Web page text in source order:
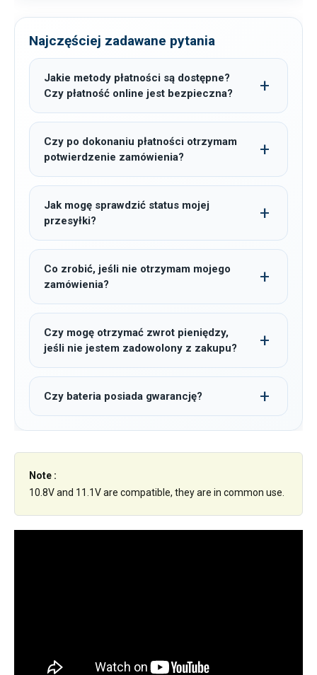
Najczęściej zadawane pytania
Jakie metody płatności są dostępne?
Czy płatność online jest bezpieczna?
Czy po dokonaniu płatności otrzymam
potwierdzenie zamówienia?
Jak mogę sprawdzić status mojej
przesyłki?
Co zrobić, jeśli nie otrzymam mojego
zamówienia?
Czy mogę otrzymać zwrot pieniędzy,
jeśli nie jestem zadowolony z zakupu?
Czy bateria posiada gwarancję?
Note :
10.8V and 11.1V are compatible, they are in common use.